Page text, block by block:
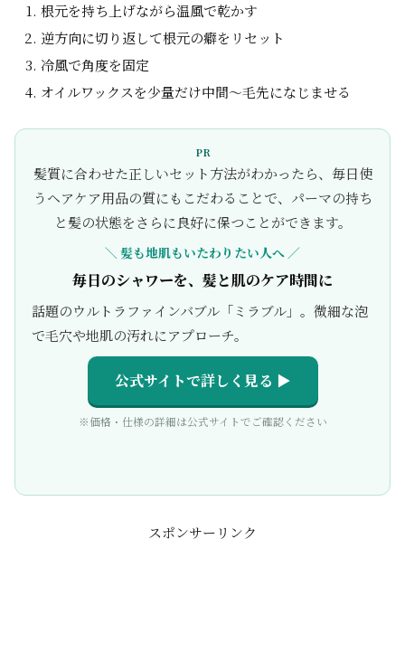
根元を持ち上げながら温風で乾かす
逆方向に切り返して根元の癖をリセット
冷風で角度を固定
オイルワックスを少量だけ中間〜毛先になじませる
PR
髪質に合わせた正しいセット方法がわかったら、毎日使
うヘアケア用品の質にもこだわることで、パーマの持ち
と髪の状態をさらに良好に保つことができます。
＼ 髪も地肌もいたわりたい人へ ／
毎日のシャワーを、髪と肌のケア時間に
話題のウルトラファインバブル「ミラブル」。微細な泡
で毛穴や地肌の汚れにアプローチ。
公式サイトで詳しく見る ▶
※価格・仕様の詳細は公式サイトでご確認ください
スポンサーリンク